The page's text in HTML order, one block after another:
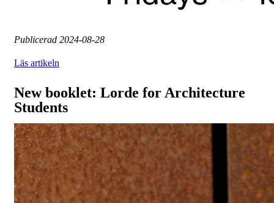
Publicerad 2024-08-28
Läs artikeln
New booklet: Lorde for Architecture
Students